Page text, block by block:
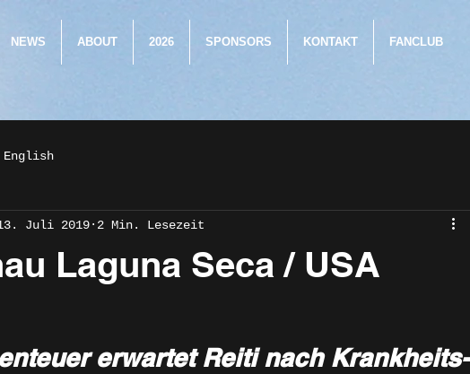
NEWS ABOUT 2026 SPONSORS KONTAKT FANCLUB
English
Laguna Seca / USA
Juli 2019 2 Min. Lesezeit
erwartet Reiti nach Krankheits-